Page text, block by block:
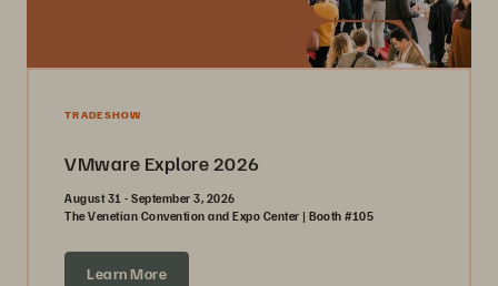
TRADESHOW
VMware Explore 2026
August 31 - September 3, 2026
The Venetian Convention and Expo Center | Booth #105
Learn More